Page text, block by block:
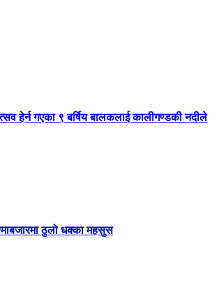
हेर्न गएका ९ बर्षिय बालकलाई कालीगण्डकी नदीले
ठुलो धक्का महसुस